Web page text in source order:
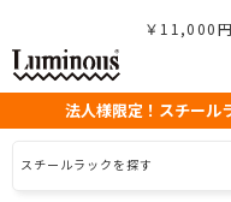
￥11,000
法人様限定！スチール
スチールラックを探す